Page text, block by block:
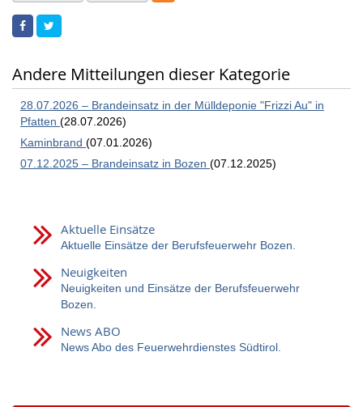
Andere Mitteilungen dieser Kategorie
28.07.2026 – Brandeinsatz in der Mülldeponie "Frizzi Au" in
Pfatten (28.07.2026)
Kaminbrand (07.01.2026)
07.12.2025 – Brandeinsatz in Bozen (07.12.2025)
Aktuelle Einsätze
Aktuelle Einsätze der Berufsfeuerwehr Bozen.
Neuigkeiten
Neuigkeiten und Einsätze der Berufsfeuerwehr
Bozen.
News ABO
News Abo des Feuerwehrdienstes Südtirol.